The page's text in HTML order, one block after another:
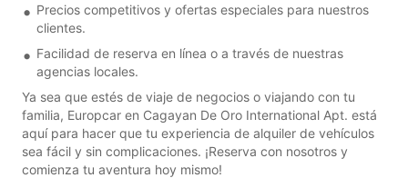
Precios competitivos y ofertas especiales para nuestros
clientes.
Facilidad de reserva en línea o a través de nuestras
agencias locales.
Ya sea que estés de viaje de negocios o viajando con tu
familia, Europcar en Cagayan De Oro International Apt. está
aquí para hacer que tu experiencia de alquiler de vehículos
sea fácil y sin complicaciones. ¡Reserva con nosotros y
comienza tu aventura hoy mismo!